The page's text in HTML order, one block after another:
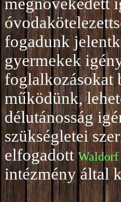
fogadunk
gyermekek
foglalkozásokat
működünk,
délutánosság
szükségletei
elfogadott Waldorf
intézmény által